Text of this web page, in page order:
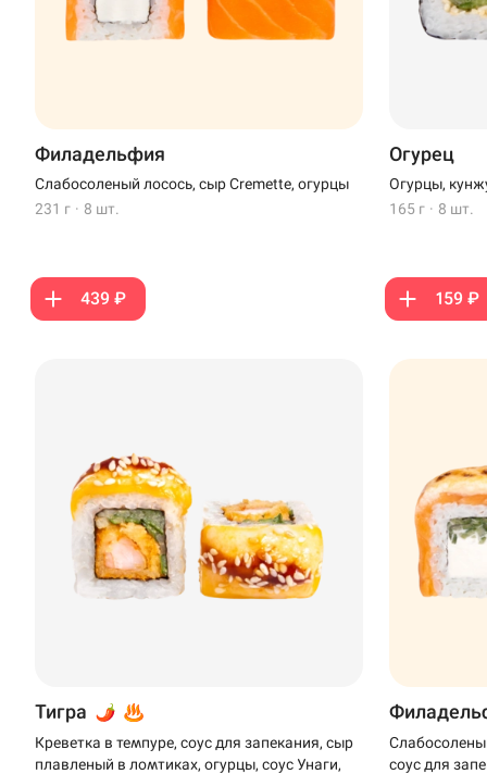
Филадельфия
Слабосоленый лосось, сыр Cremette, огурцы
231 г · 8 шт.
439 ₽
Огурец
Огурцы,
165 г · 8 шт.
159 ₽
Тигра
Креветка в темпуре, соус для запекания, сыр
плавленый в ломтиках, огурцы, соус Унаги,
соус для